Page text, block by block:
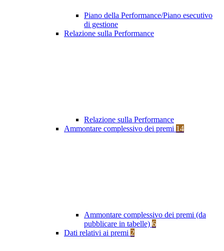
Piano della Performance/Piano esecutivo
di gestione
Relazione sulla Performance
Relazione sulla Performance
Ammontare complessivo dei premi 14
Ammontare complessivo dei premi (da
pubblicare in tabelle) 6
Dati relativi ai premi 2